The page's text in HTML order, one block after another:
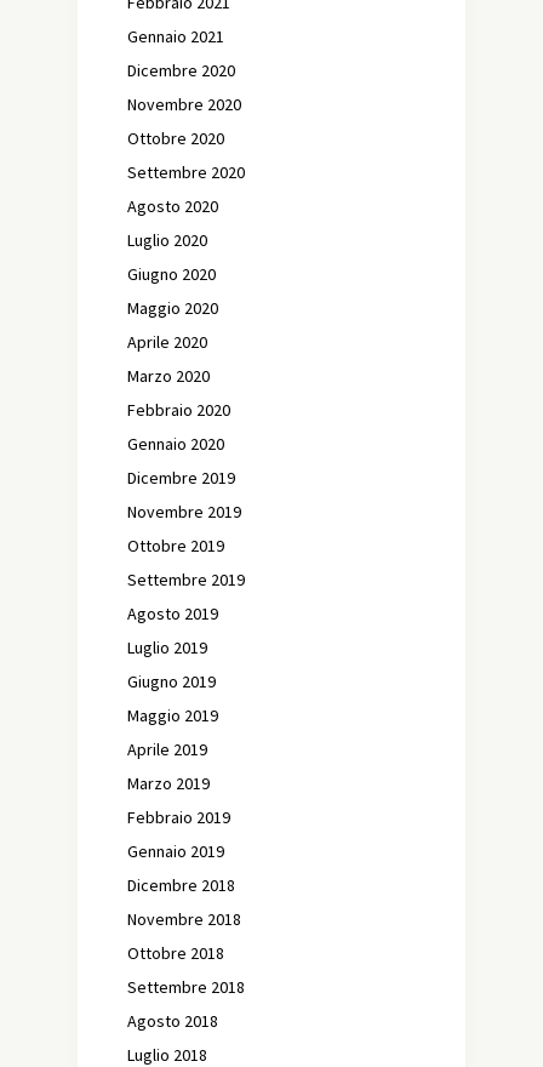
Gennaio 2021
Dicembre 2020
Novembre 2020
Ottobre 2020
Settembre 2020
Agosto 2020
Luglio 2020
Giugno 2020
Maggio 2020
Aprile 2020
Marzo 2020
Febbraio 2020
Gennaio 2020
Dicembre 2019
Novembre 2019
Ottobre 2019
Settembre 2019
Agosto 2019
Luglio 2019
Giugno 2019
Maggio 2019
Aprile 2019
Marzo 2019
Febbraio 2019
Gennaio 2019
Dicembre 2018
Novembre 2018
Ottobre 2018
Settembre 2018
Agosto 2018
Luglio 2018